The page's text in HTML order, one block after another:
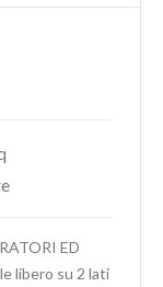
ED
libero su 2 lati